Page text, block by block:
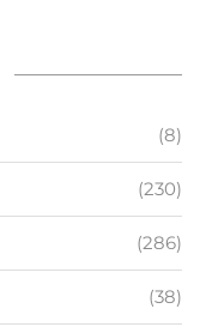
(8)
(230)
(286)
(38)